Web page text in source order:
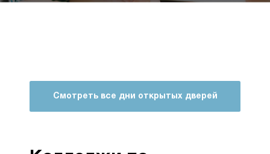
Смотреть все дни открытых дверей